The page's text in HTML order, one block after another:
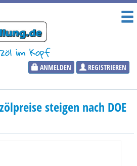
im Kopf
ANMELDEN REGISTRIEREN
steigen nach DOE